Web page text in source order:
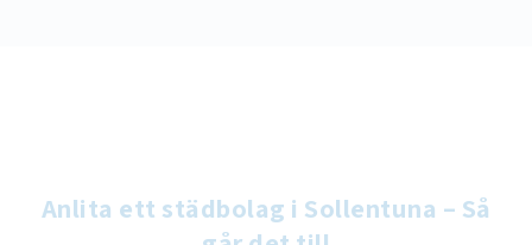
Anlita ett städbolag i Sollentuna – Så